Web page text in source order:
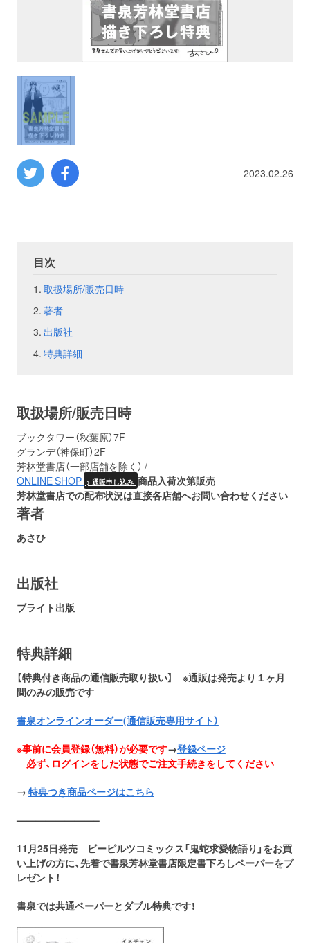
2023.02.26
目次
取扱場所/販売日時
著者
出版社
特典詳細
取扱場所/販売日時
ブックタワー（秋葉原）7F
グランデ（神保町）2F
芳林堂書店（一部店舗を除く） /
ONLINE SHOP > 通販申し込み 商品入荷次第販売
芳林堂書店での配布状況は直接各店舗へお問い合わせください
著者
あさひ
出版社
ブライト出版
特典詳細
【特典付き商品の通信販売取り扱い】 ※通販は発売より１ヶ月
間のみの販売です
書泉オンラインオーダー(通信販売専用サイト）
※事前に会員登録（無料）が必要です→登録ページ
必ず、ログインをした状態でご注文手続きをしてください
→ 特典つき商品ページはこちら
————————–
11月25日発売 ビーピルツコミックス「鬼蛇求愛物語り」をお買
い上げの方に、先着で書泉芳林堂書店限定書下ろしペーパーをプ
レゼント！
書泉では共通ペーパーとダブル特典です！
プロレス
コンピューター
ミリタリー
その他
フェア
会社概要
お問い合わせ